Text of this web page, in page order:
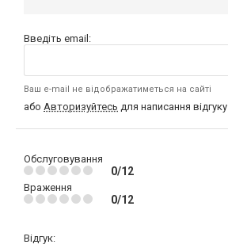
Введіть email:
Ваш e-mail не відображатиметься на сайті
або Авторизуйтесь для написання відгуку
Обслуговування
0/12
Враження
0/12
Відгук: